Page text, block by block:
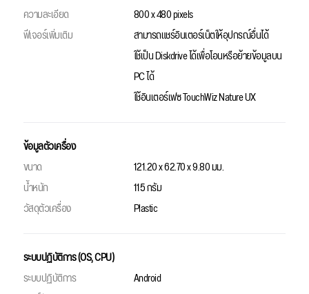
ความละเอียด
800 x 480 pixels
ฟีเจอร์เพิ่มเติม
สามารถแชร์อินเตอร์เน็ตให้อุปกรณ์อื่นได้
ใช้เป็น Diskdrive ได้เพื่อโอนหรือย้ายข้อมูลบน
PC ได้
ใช้อินเตอร์เฟซ TouchWiz Nature UX
ข้อมูลตัวเครื่อง
ขนาด
121.20 x 62.70 x 9.80 มม.
น้ำหนัก
115 กรัม
วัสดุตัวเครื่อง
Plastic
ระบบปฏิบัติการ (OS, CPU)
ระบบปฏิบัติการ
Android